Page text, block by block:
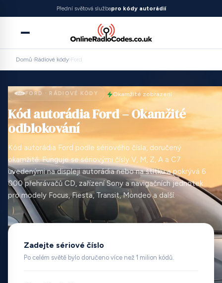
Přední světová službapro kódy autorádií
Domů›Rádiové kódy›Ford
FORD · RÁDIOVÉ KÓDY Okamžité zobrazení
Kód autorádia Ford – Okamžité
odblokování
Kód autorádia Ford podle sériového čísla, doručený
okamžitě. Funguje se sériovými čísly V, M, Z, A a C7
uvedenými na displeji autorádia nebo na štítku a pokrývá 6
000 přehrávačů CD, zařízení Sony a navigačních jednotek
pro modely Focus, Fiesta, Transit, Mondeo a další.
Zadejte sériové číslo
Po celém světě bylo doručeno více než 1 milion kódů.